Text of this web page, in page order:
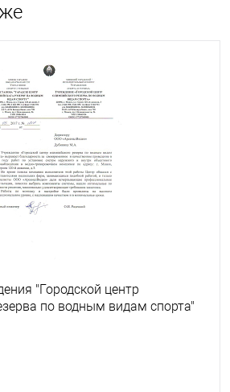
"Городской центр
по водным видам спорта"